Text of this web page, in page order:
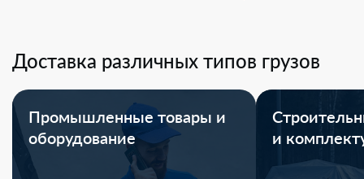
Доставка различных типов грузов
Промышленные товары и
оборудование
и